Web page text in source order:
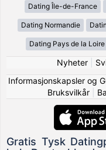
Dating Île-de-France
Dating Normandie
Dating Pays de la Loire
Nyheter|
Informasjonskapsler og
Bruksvilkår
Gratis Tysk